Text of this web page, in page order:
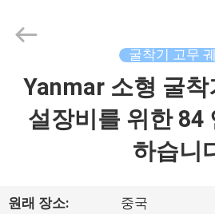
Shanghai
Reserved.
굴착기 고무
Yanmar 소형 굴착
설장비를 위한 84
하습니
원래 장소: 중국